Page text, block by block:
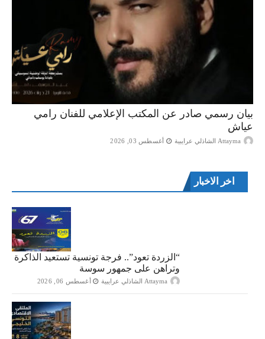
بيان رسمي صادر عن المكتب الإعلامي للفنان رامي
عياش
Attayma الشاذلي عرايبية أغسطس 03, 2026
اخر الاخبار
“الزردة تعود”.. فرجة تونسية تستعيد الذاكرة
وتراهن على جمهور سوسة
Attayma الشاذلي عرايبية أغسطس 06, 2026